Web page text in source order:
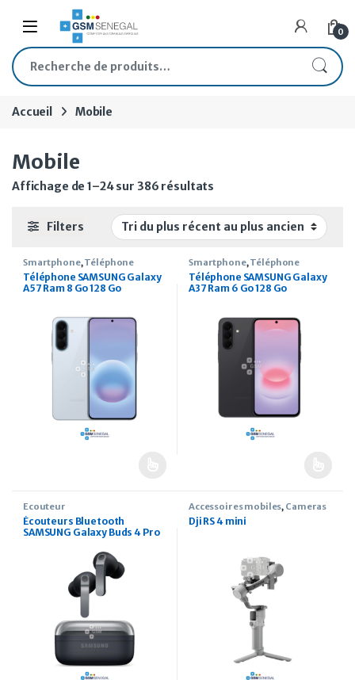
Skip to navigation
Skip to content
Open 0
Recherche pour :
Accueil Mobile
Mobile
Affichage de 1–24 sur 386 résultats
Filters
Smartphone, Téléphone
Téléphone SAMSUNG Galaxy
A57 Ram 8 Go 128 Go
Smartphone, Téléphone
Téléphone SAMSUNG Galaxy
A37 Ram 6 Go 128 Go
Ecouteur
Écouteurs Bluetooth
SAMSUNG Galaxy Buds 4 Pro
Accessoires mobiles, Cameras
Dji RS 4 mini